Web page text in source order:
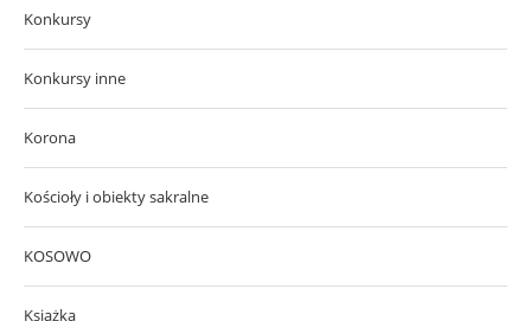
Konkursy
Konkursy inne
Korona
Kościoły i obiekty sakralne
KOSOWO
Książka